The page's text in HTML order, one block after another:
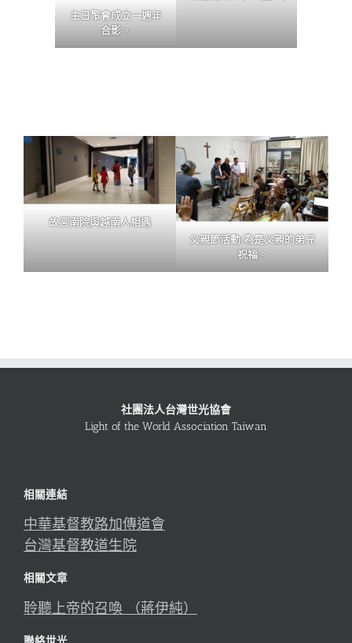
主日聚會成立一週年
合影。
故宮南院與越南人相遇
父親節活動:為是父親的弟兄
祝福。
社團法人台灣世光協會
Light of the World Association Taiwan
相關連結
中華基督教路加傳道會
台灣基督教道生院
相關文章
聆聽上帝的召喚 （蔣伊純）